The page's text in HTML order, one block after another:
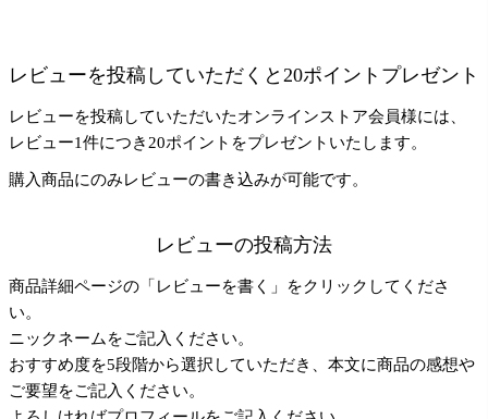
レビューを投稿していただくと20ポイントプレゼント
レビューを投稿していただいたオンラインストア会員様には、
レビュー1件につき20ポイントをプレゼントいたします。
購入商品にのみレビューの書き込みが可能です。
レビューの投稿方法
商品詳細ページの「レビューを書く」をクリックしてくださ
い。
ニックネームをご記入ください。
おすすめ度を5段階から選択していただき、本文に商品の感想や
ご要望をご記入ください。